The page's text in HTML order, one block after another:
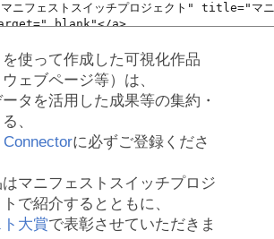
使って作成した可視化作品
ウェブページ等）は、
タを活用した成果等の集約・
、
Connectorに必ずご登録くださ
マニフェストスイッチプロジ
で紹介するとともに、
大賞で表彰させていただきま